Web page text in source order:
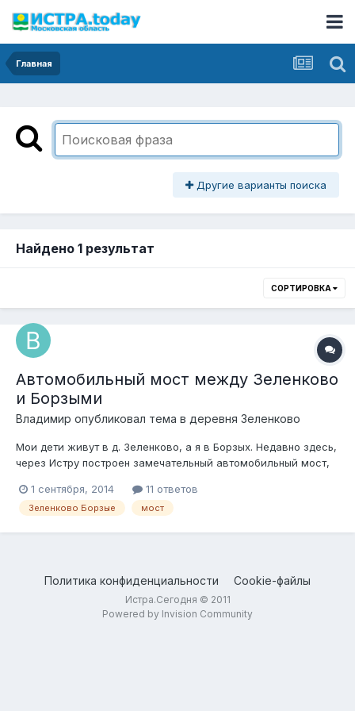
Главная
Другие варианты поиска
Найдено 1 результат
СОРТИРОВКА
Автомобильный мост между Зеленково
и Борзыми
Владимир опубликовал тема в деревня Зеленково
Мои дети живут в д. Зеленково, а я в Борзых. Недавно здесь,
через Истру построен замечательный автомобильный мост,
пойме. Было бы очень удобно им пользоваться, но
пользование мостом ограничено. Охранники, шлагбаумы и
1 сентября, 2014 11 ответов
Зеленково Борзые мост
Политика конфиденциальности Cookie-файлы
Истра.Сегодня © 2011
Powered by Invision Community